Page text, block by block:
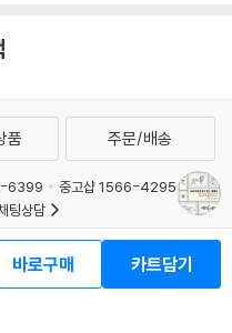
바로구매 카트담기
품 주문/배송
6399
중고샵 1566-4295
팅상담
자 정보
청소년보호정책